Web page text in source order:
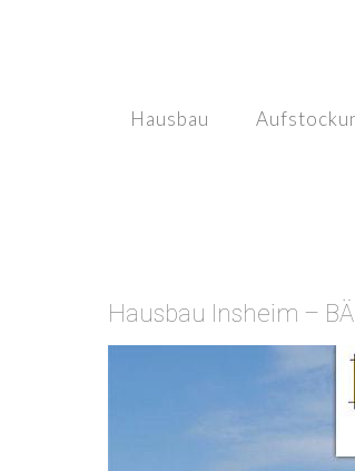
Hausbau
Hausbau Insheim –